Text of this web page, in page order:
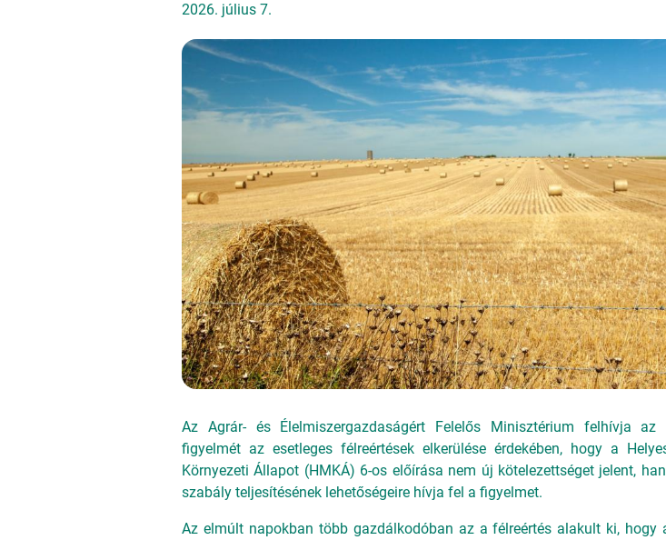
2026. július 7.
Az Agrár- és Élelmiszergazdaságért Felelős Minisztérium felhívja az
figyelmét az esetleges félreértések elkerülése érdekében, hogy a
Környezeti Állapot (HMKÁ) 6-os előírása nem új kötelezettséget jelent,
szabály teljesítésének lehetőségeire hívja fel a figyelmet.
Az elmúlt napokban több gazdálkodóban az a félreértés alakult ki, hogy